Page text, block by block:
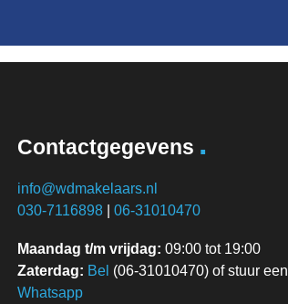
Contactgegevens .
info@wdmakelaars.nl
030-7116898
06-31010470
Maandag t/m vrijdag: 09:00 tot 19:00
Zaterdag: Bel (06-31010470) of stuur een
Whatsapp